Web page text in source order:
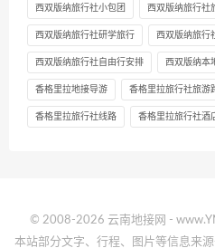
西双版纳旅行社小包团 西双版纳旅行社
西双版纳旅行社研学旅行 西双版纳旅行
西双版纳旅行社自由行安排 西双版纳本
香格里拉地接导游 香格里拉旅行社旅游
香格里拉旅行社线路 香格里拉旅行社酒
© 2008-2026 云南地接网 -
本站部分文字、行程、图片等信息来